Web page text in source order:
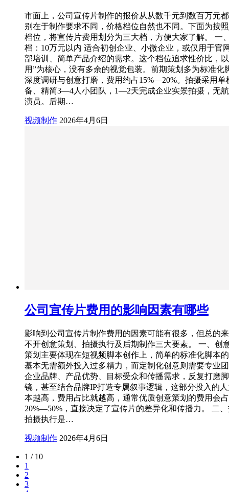
市面上，公司宣传片制作的报价从从数千元到数百万元
别在于制作要求不同，价格档位自然也不同。下面为按
档位，将宣传片费用划分为三大档，方便大家了解。 一
档：10万元以内 适合初创企业、小微企业，或仅用于官
部培训、简单产品介绍的需求。这个档位追求性价比，
用”为核心，没有多余的视觉包装。前期策划多为标准化
深度调研与创意打磨，费用约占15%—20%。拍摄采用单
备、精简3—4人小团队，1—2天完成企业实景拍摄，无
演员。后期…
视频制作 2026年4月6日
公司宣传片费用的影响因素有哪些
影响到公司宣传片制作费用的因素可能有很多，但总的
不开创意策划、拍摄执行及后期制作三大要素。 一、创
策划主要体现在短视频脚本创作上，简单的标准化脚本
基本无需额外投入过多精力，而定制化创意则需要专业
企业品牌、产品优势、目标受众和传播需求，反复打磨
镜，甚至结合品牌IP打造专属叙事逻辑，这部分投入的
本越高，费用占比就越高，通常优质创意策划的费用会
20%—50%，直接决定了宣传片的差异化和传播力。 二
拍摄执行是…
视频制作 2026年4月6日
1 / 10
1
2
3